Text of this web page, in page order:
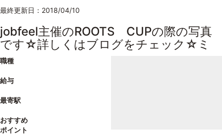
最終更新日：2018/04/10
jobfeel主催のROOTS CUPの際の写真
です☆詳しくはブログをチェック☆ミ
職種
給与
最寄駅
おすすめ
ポイント